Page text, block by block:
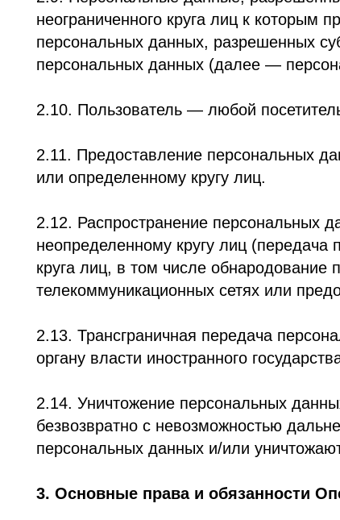
2.11. Предоставление персональных
или определенному кругу лиц.
2.12. Распространение персональных
круга лиц, в том числе обнародование
2.13. Трансграничная передача
органу власти иностранного государства,
2.14. Уничтожение персональных данных —
безвозвратно с невозможностью
персональных данных и/или уничтожаются
3.1. Оператор имеет право:
— получать от субъекта персональных
с требованием о прекращении обработки
согласия субъекта персональных данных
— самостоятельно определять состав и
не предусмотрено Законом о